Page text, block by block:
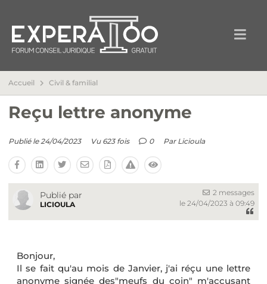
Accueil Civil & familial
Reçu lettre anonyme
Publié le 24/04/2023 Vu 623 fois 0 Par Licioula
Publié par
LICIOULA
2 messages
le 24/04/2023 à 09:49
Bonjour,
Il se fait qu'au mois de Janvier, j'ai réçu une lettre
anonyme signée des"meufs du coin" m'accusant